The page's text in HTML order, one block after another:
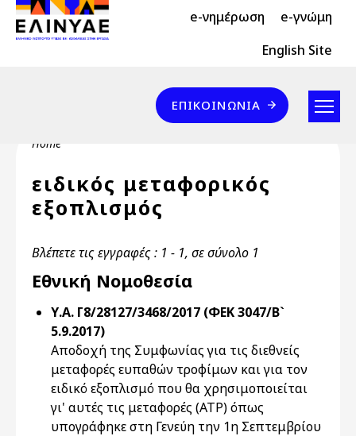
Skip to main content
Header Top 2 e-νημέρωση e-γνώμη
Header Top English Site
Επικοινωνία
ΕΠΙΚΟΙΝΩΝΊΑ
Breadcrumb
Home
ειδικός μεταφορικός
εξοπλισμός
Βλέπετε τις εγγραφές : 1 - 1, σε σύνολο 1
Εθνική Νομοθεσία
Υ.Α. Γ8/28127/3468/2017 (ΦΕΚ 3047/Β`
5.9.2017)
Αποδοχή της Συμφωνίας για τις διεθνείς
μεταφορές ευπαθών τροφίμων και για τον
ειδικό εξοπλισμό που θα χρησιμοποιείται
γι' αυτές τις μεταφορές (ΑΤΡ) όπως
υπογράφηκε στη Γενεύη την 1η Σεπτεμβρίου